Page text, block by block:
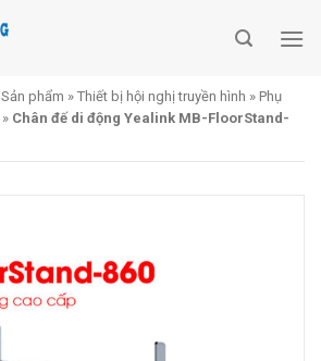
Sản phẩm » Thiết bị hội nghị truyền hình » Phụ
» Chân đế di động Yealink MB-FloorStand-